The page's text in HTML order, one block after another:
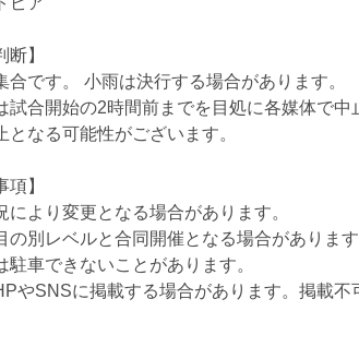
断】
合です。 小雨は決行する場合があります。
試合開始の2時間前までを目処に各媒体で中
となる可能性がございます。
項】
により変更となる場合があります。
の別レベルと合同開催となる場合があります
駐車できないことがあります。
やSNSに掲載する場合があります。掲載